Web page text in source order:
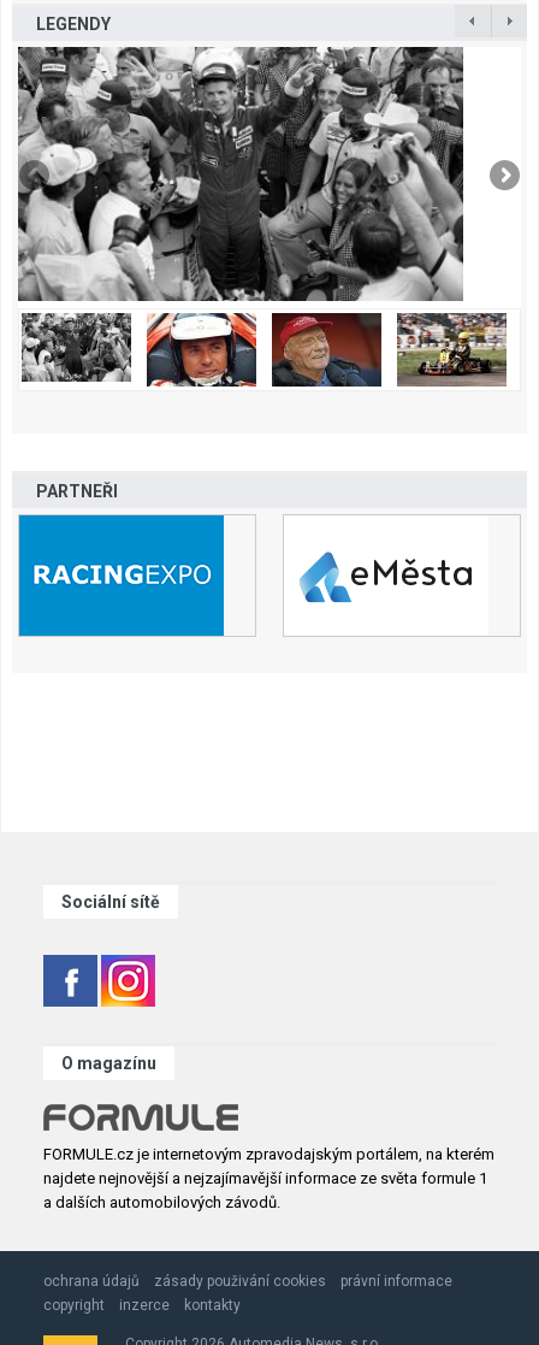
LEGENDY
PARTNEŘI
Sociální sítě
O magazínu
FORMULE.cz je internetovým zpravodajským portálem, na kterém
najdete nejnovější a nejzajímavější informace ze světa formule 1
a dalších automobilových závodů.
ochrana údajů zásady použivání cookies
právní informace
copyright
inzerce kontakty